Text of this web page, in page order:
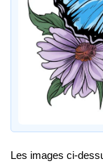
Les images ci-